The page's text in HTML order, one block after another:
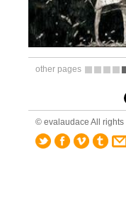
other pages
© evalaudace All